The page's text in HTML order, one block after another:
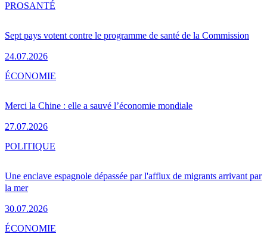
Sept pays votent contre le programme de santé de la Commission
24.07.2026
PROSANTÉ
Merci la Chine : elle a sauvé l’économie mondiale
27.07.2026
ÉCONOMIE
Une enclave espagnole dépassée par l'afflux de migrants arrivant par
la mer
30.07.2026
POLITIQUE
ÉCONOMIE